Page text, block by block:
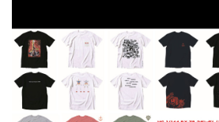
EduTech
IT Times
生成式AI與雲端應用